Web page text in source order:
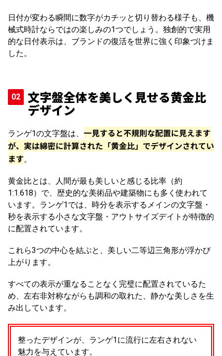
日付が変わる瞬間に数字がカチッと切り替わる様子も、機
械式時計ならではの楽しみの1つでしょう。独創的で実用
的な日付表示は、ブランドの復活を世界に強く印象づけま
した。
文字盤全体を美しく見せる黄金比
デザイン
ランゲ1の文字盤は、 一見すると不規則な配置に見えます
が、実は綿密に計算された「黄金比」でデザインされてい
ます。
黄金比とは、人間が最も美しいと感じる比率（約
1:1.618）で、歴史的な美術品や建築物にも多く使われて
います。ランゲ1では、時分を表示するメインの文字盤・
秒を表示する小さな文字盤・アウトサイズデイトが特徴的
に配置されています。
これら3つの中心を結ぶと、美しい二等辺三角形が浮かび
上がります。
すべての表示が重なることなく完璧に配置されているた
め、左右非対称ながらも調和の取れた、静かな美しさを生
み出しています。
整ったデザインが、ランゲ1に流行に左右されない
魅力を与えています。